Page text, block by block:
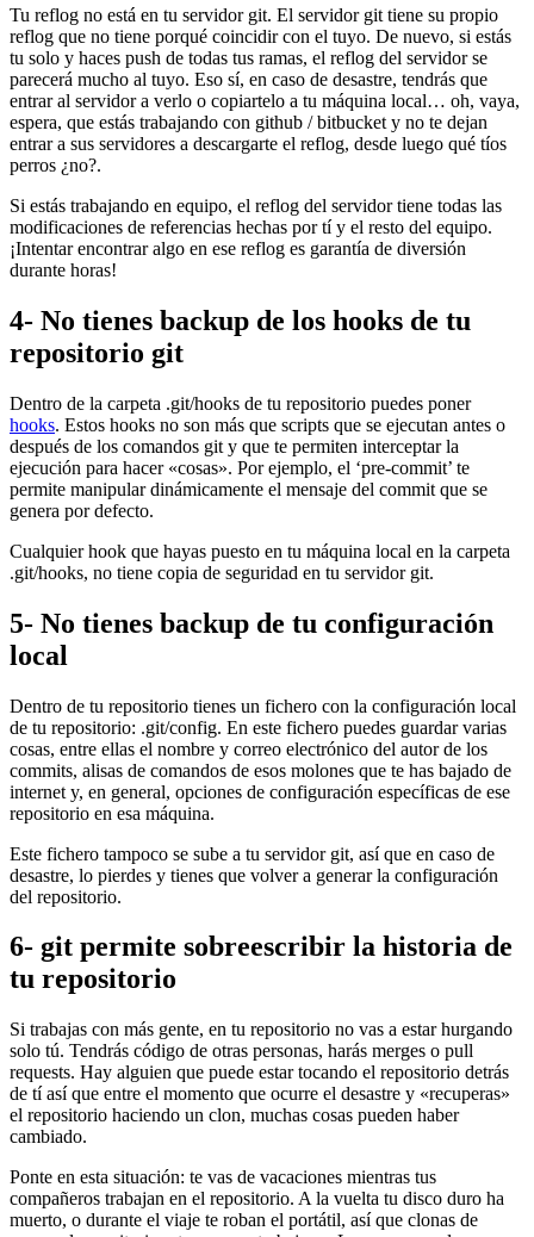
Tu reflog no está en tu servidor git. El servidor git tiene su propio
reflog que no tiene porqué coincidir con el tuyo. De nuevo, si estás
tu solo y haces push de todas tus ramas, el reflog del servidor se
parecerá mucho al tuyo. Eso sí, en caso de desastre, tendrás que
entrar al servidor a verlo o copiartelo a tu máquina local… oh, vaya,
espera, que estás trabajando con github / bitbucket y no te dejan
entrar a sus servidores a descargarte el reflog, desde luego qué tíos
perros ¿no?.
Si estás trabajando en equipo, el reflog del servidor tiene todas las
modificaciones de referencias hechas por tí y el resto del equipo.
¡Intentar encontrar algo en ese reflog es garantía de diversión
durante horas!
4- No tienes backup de los hooks de tu
repositorio git
Dentro de la carpeta .git/hooks de tu repositorio puedes poner
hooks. Estos hooks no son más que scripts que se ejecutan antes o
después de los comandos git y que te permiten interceptar la
ejecución para hacer «cosas». Por ejemplo, el ‘pre-commit’ te
permite manipular dinámicamente el mensaje del commit que se
genera por defecto.
Cualquier hook que hayas puesto en tu máquina local en la carpeta
.git/hooks, no tiene copia de seguridad en tu servidor git.
5- No tienes backup de tu configuración
local
Dentro de tu repositorio tienes un fichero con la configuración local
de tu repositorio: .git/config. En este fichero puedes guardar varias
cosas, entre ellas el nombre y correo electrónico del autor de los
commits, alisas de comandos de esos molones que te has bajado de
internet y, en general, opciones de configuración específicas de ese
repositorio en esa máquina.
Este fichero tampoco se sube a tu servidor git, así que en caso de
desastre, lo pierdes y tienes que volver a generar la configuración
del repositorio.
6- git permite sobreescribir la historia de
tu repositorio
Si trabajas con más gente, en tu repositorio no vas a estar hurgando
solo tú. Tendrás código de otras personas, harás merges o pull
requests. Hay alguien que puede estar tocando el repositorio detrás
de tí así que entre el momento que ocurre el desastre y «recuperas»
el repositorio haciendo un clon, muchas cosas pueden haber
cambiado.
Ponte en esta situación: te vas de vacaciones mientras tus
compañeros trabajan en el repositorio. A la vuelta tu disco duro ha
muerto, o durante el viaje te roban el portátil, así que clonas de